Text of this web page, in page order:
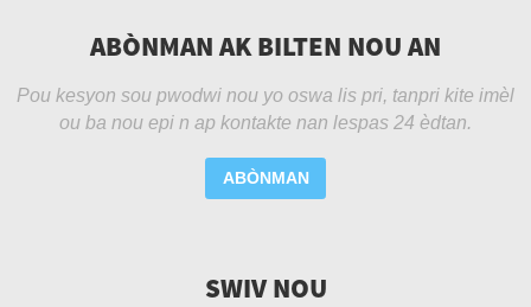
ABÒNMAN AK BILTEN NOU AN
Pou kesyon sou pwodwi nou yo oswa lis pri, tanpri kite imèl
ou ba nou epi n ap kontakte nan lespas 24 èdtan.
ABÒNMAN
SWIV NOU